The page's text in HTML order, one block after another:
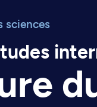
sciences